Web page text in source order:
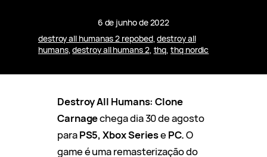
6 de junho de 2022
destroy all humanas 2 repobed, destroy all
humans, destroy all humans 2, thq, thq nordic
Destroy All Humans: Clone
Carnagechega dia 30 de agosto
paraPS5, Xbox SeriesePC.O
game é uma remasterização do